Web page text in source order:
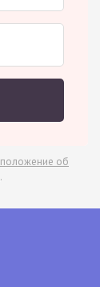
положение об
.